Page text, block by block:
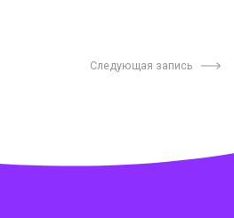
Следующая запись